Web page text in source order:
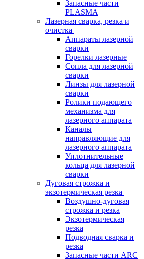
Запасные части
PLASMA
Лазерная сварка, резка и
очистка
Аппараты лазерной
сварки
Горелки лазерные
Сопла для лазерной
сварки
Линзы для лазерной
сварки
Ролики подающего
механизма для
лазерного аппарата
Каналы
направляющие для
лазерного аппарата
Уплотнительные
кольца для лазерной
сварки
Дуговая строжка и
экзотермическая резка
Воздушно-дуговая
строжка и резка
Экзотермическая
резка
Подводная сварка и
резка
Запасные части ARC